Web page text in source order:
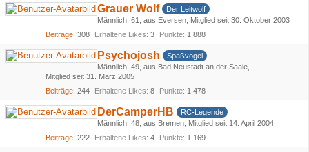
Grauer Wolf
Der Leitwolf
Männlich 61 aus Eversen Mitglied seit 30. Oktober 2003
Beiträge 308 Erhaltene Likes 3 Punkte 1.888
Psychojosh
Spaßvogel
Männlich 49 aus Bad Neustadt an der Saale
Mitglied seit 31. März 2005
Beiträge 244 Erhaltene Likes 8 Punkte 1.478
DerCamperHB
RC-Legende
Männlich 48 aus Bremen Mitglied seit 14. April 2004
Beiträge 222 Erhaltene Likes 4 Punkte 1.169